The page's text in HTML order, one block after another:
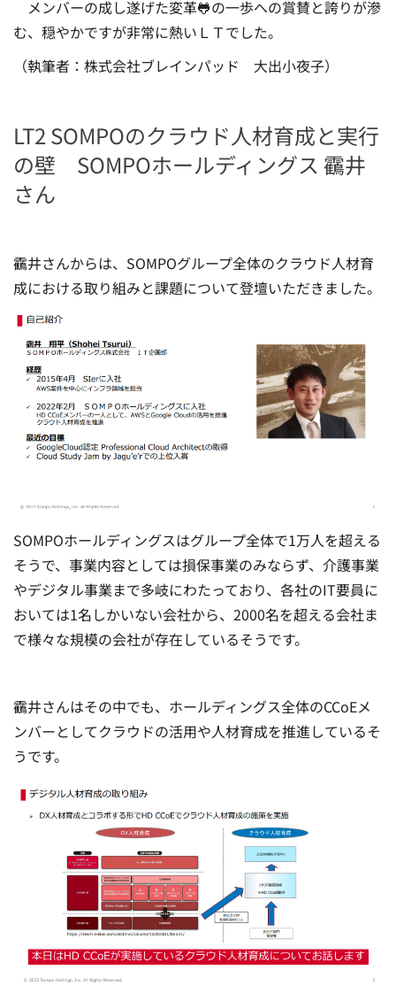
メンバーの成し遂げた変革🐸の一歩への賞賛と誇りが滲
む、穏やかですが非常に熱いＬＴでした。
（執筆者：株式会社ブレインパッド 大出小夜子）
LT2 SOMPOのクラウド人材育成と実行
の壁 SOMPOホールディングス 靍井
さん
靍井さんからは、SOMPOグループ全体のクラウド人材育
成における取り組みと課題について登壇いただきました。
SOMPOホールディングスはグループ全体で1万人を超える
そうで、事業内容としては損保事業のみならず、介護事業
やデジタル事業まで多岐にわたっており、各社のIT要員に
おいては1名しかいない会社から、2000名を超える会社ま
で様々な規模の会社が存在しているそうです。
靍井さんはその中でも、ホールディングス全体のCCoEメ
ンバーとしてクラウドの活用や人材育成を推進しているそ
うです。